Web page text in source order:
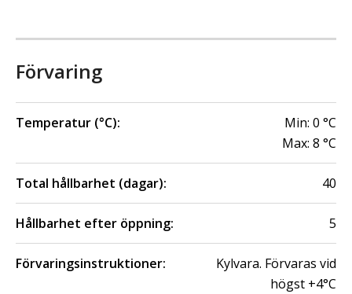
Förvaring
Temperatur (°C): Min: 0 °C
Max: 8 °C
Total hållbarhet (dagar): 40
Hållbarhet efter öppning: 5
Förvaringsinstruktioner:
Kylvara. Förvaras vid
högst +4°C